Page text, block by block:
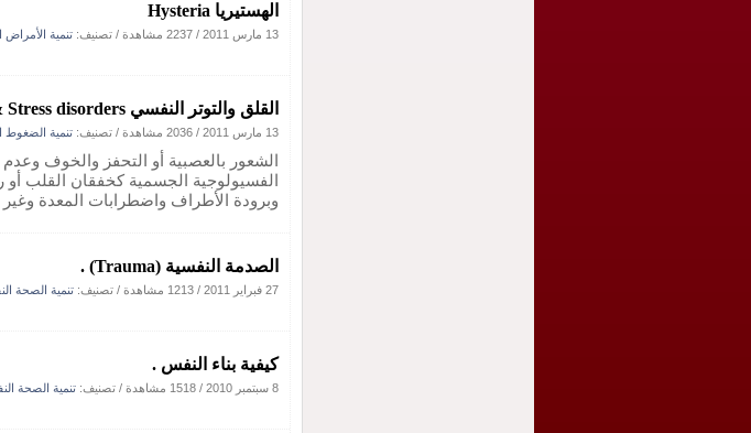
الهستيريا Hysteria
13 مارس 2011 / 2237 مشاهدة / تصنيف: تنمية الأمراض
القلق والتوتر النفسي Anxiety & Stress disorders
13 مارس 2011 / 2036 مشاهدة / تصنيف: تنمية الضغوط
الشعور بالعصبية أو التحفز والخوف
الفسيولوجية الجسمية كخفقان القلب أو
وبرودة الأطراف واضطرابات المعدة
الصدمة النفسية (Trauma) .
27 فبراير 2011 / 1213 مشاهدة / تصنيف: تنمية الصحة
كيفية بناء النفس .
8 سبتمبر 2010 / 1518 مشاهدة / تصنيف: تنمية الصحة